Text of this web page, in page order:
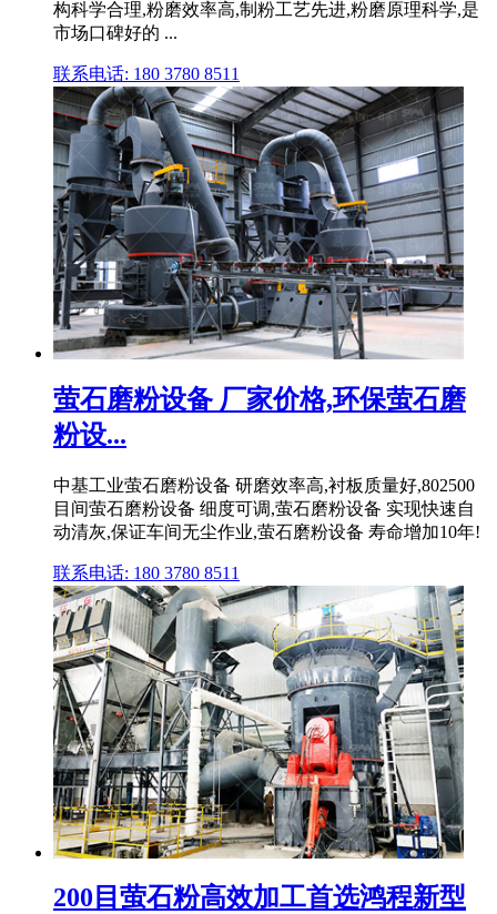
构科学合理,粉磨效率高,制粉工艺先进,粉磨原理科学,是
市场口碑好的 ...
联系电话: 180 3780 8511
萤石磨粉设备 厂家价格,环保萤石磨
粉设...
中基工业萤石磨粉设备 研磨效率高,衬板质量好,802500
目间萤石磨粉设备 细度可调,萤石磨粉设备 实现快速自
动清灰,保证车间无尘作业,萤石磨粉设备 寿命增加10年!
联系电话: 180 3780 8511
200目萤石粉高效加工首选鸿程新型